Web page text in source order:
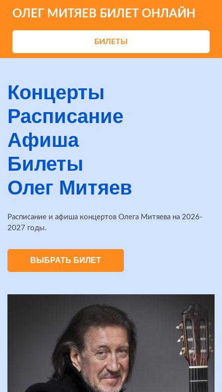
ОЛЕГ МИТЯЕВ БИЛЕТ ОНЛАЙН
БИЛЕТЫ
Концерты
Расписание
Афиша
Билеты
Олег Митяев
Расписание и афиша концертов Олега Митяева на 2026-
2027 годы.
ВЫБРАТЬ БИЛЕТ